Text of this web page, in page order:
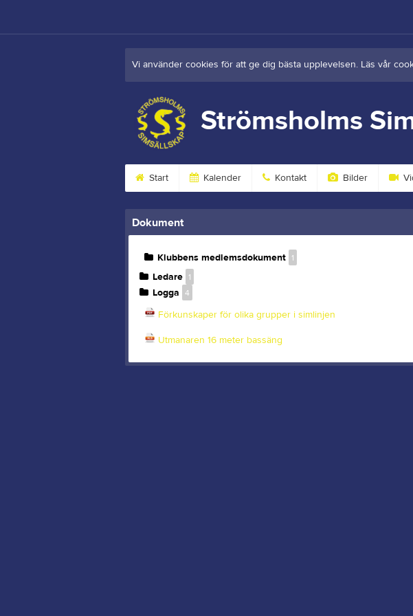
Vi använder cookies för att ge dig bästa upplevelsen. Läs vår
Strömsholms
Start Kalender Kontakt Bilder
Dokument
Klubbens medlemsdokument 1
Ledare 1
Logga 4
Förkunskaper för olika grupper i simlinjen
Utmanaren 16 meter bassäng